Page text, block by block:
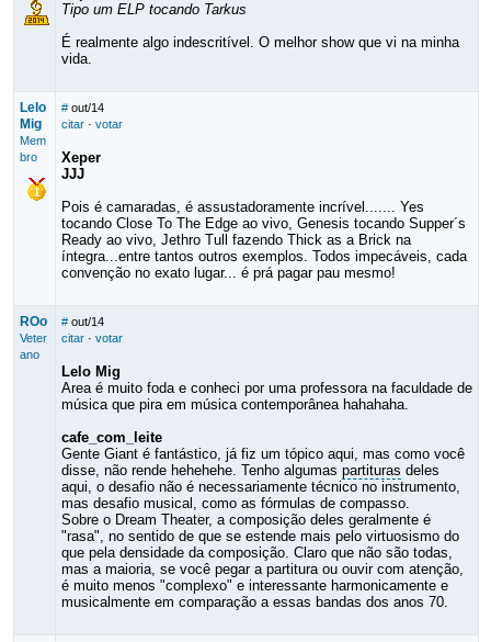
Tipo um ELP tocando Tarkus
É realmente algo indescritível. O melhor show que vi na minha
vida.
Lelo
Mig
Mem
bro
# out/14
citar· votar
Xeper
JJJ
Pois é camaradas, é assustadoramente incrível....... Yes
tocando Close To The Edge ao vivo, Genesis tocando Supper´s
Ready ao vivo, Jethro Tull fazendo Thick as a Brick na
íntegra...entre tantos outros exemplos. Todos impecáveis, cada
convenção no exato lugar... é prá pagar pau mesmo!
ROo
Veter
ano
# out/14
citar· votar
Lelo Mig
Area é muito foda e conheci por uma professora na faculdade de
música que pira em música contemporânea hahahaha.
cafe_com_leite
Gente Giant é fantástico, já fiz um tópico aqui, mas como você
disse, não rende hehehehe. Tenho algumas partituras deles
aqui, o desafio não é necessariamente técnico no instrumento,
mas desafio musical, como as fórmulas de compasso.
Sobre o Dream Theater, a composição deles geralmente é
"rasa", no sentido de que se estende mais pelo virtuosismo do
que pela densidade da composição. Claro que não são todas,
mas a maioria, se você pegar a partitura ou ouvir com atenção,
é muito menos "complexo" e interessante harmonicamente e
musicalmente em comparação a essas bandas dos anos 70.